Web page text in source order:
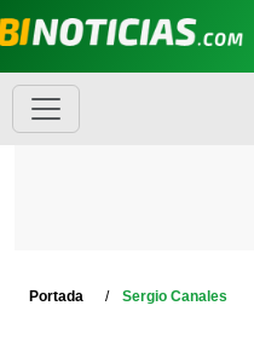
Portada Sergio Canales